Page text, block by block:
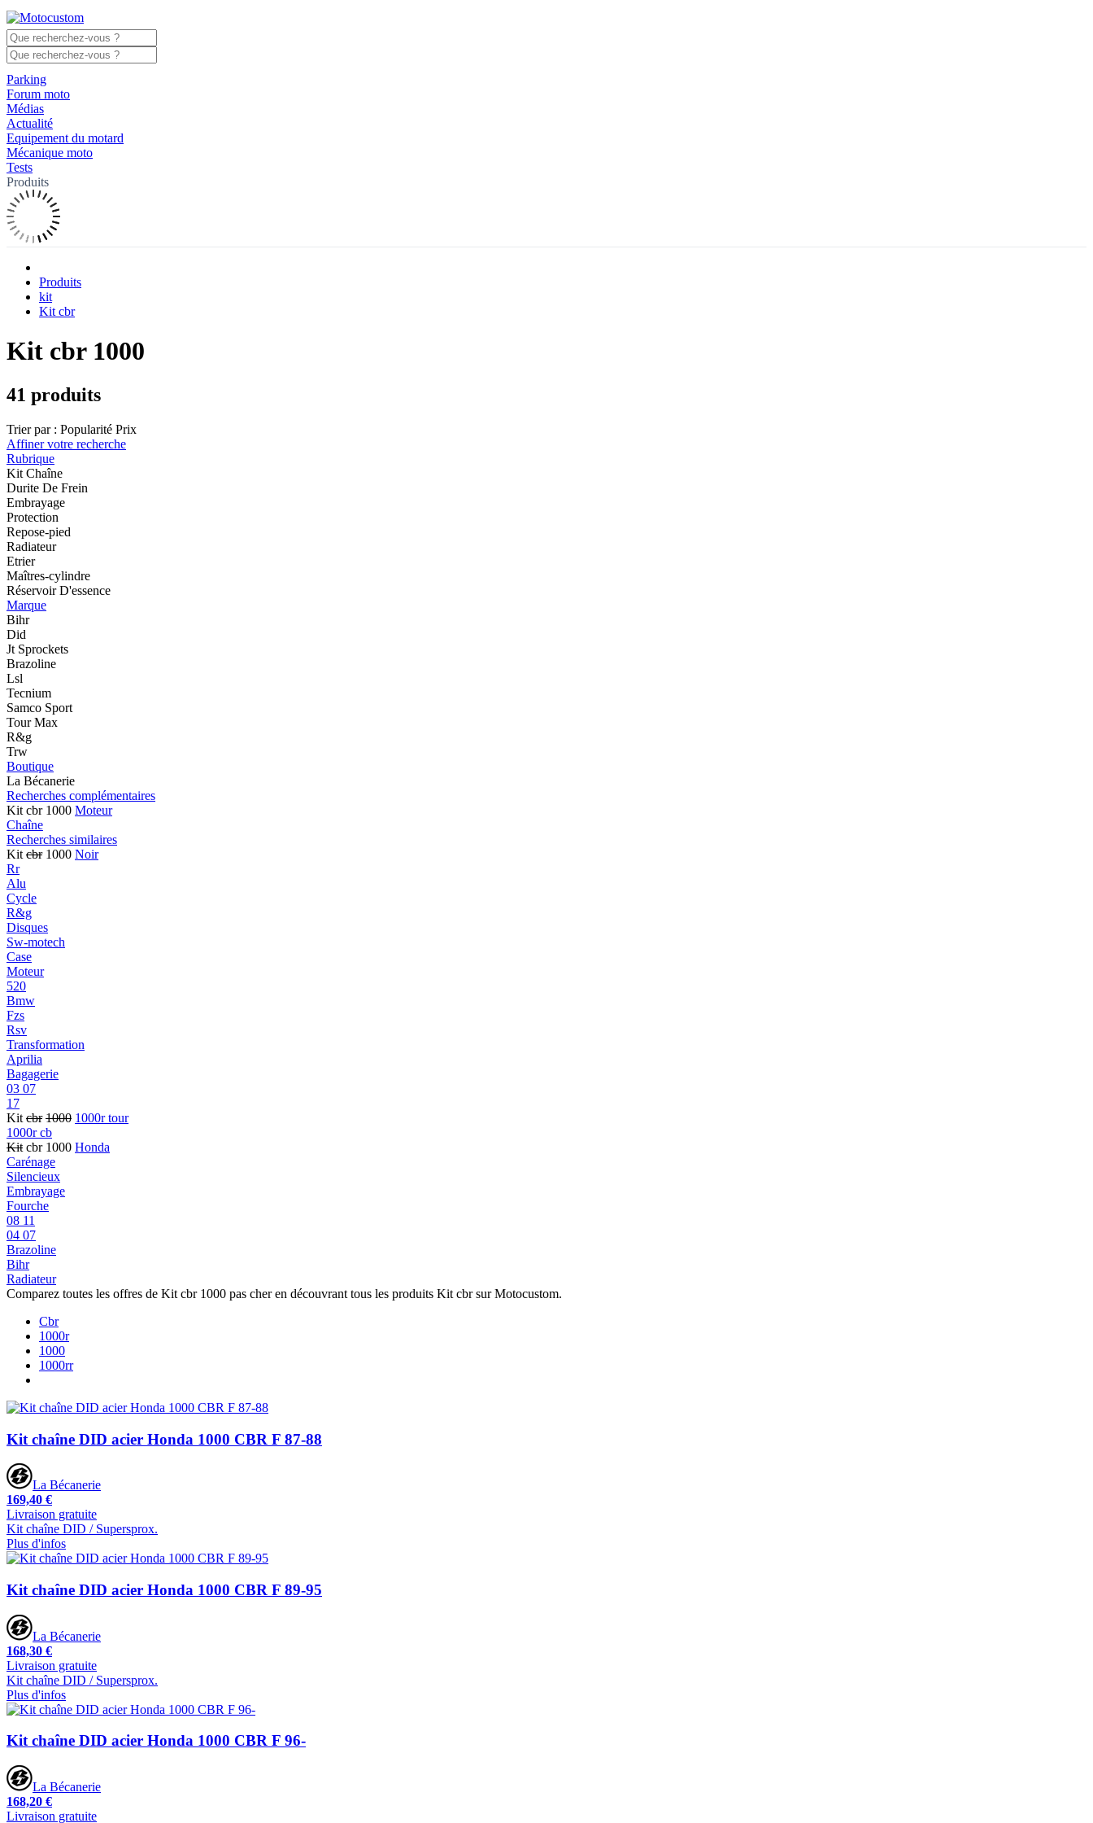
Parking
Forum moto
Médias
Actualité
Equipement du motard
Mécanique moto
Tests
Produits
Produits
kit
Kit cbr
Kit cbr 1000
41 produits
Trier par : Popularité Prix
Affiner votre recherche
Rubrique
Kit Chaîne
Durite De Frein
Embrayage
Protection
Repose-pied
Radiateur
Etrier
Maîtres-cylindre
Réservoir D'essence
Marque
Bihr
Did
Jt Sprockets
Brazoline
Lsl
Tecnium
Samco Sport
Tour Max
R&g
Trw
Boutique
La Bécanerie
Recherches complémentaires
Kit cbr 1000 Moteur
Chaîne
Recherches similaires
Kit cbr1000 Noir
Rr
Alu
Cycle
R&g
Disques
Sw-motech
Case
Moteur
520
Bmw
Fzs
Rsv
Transformation
Aprilia
Bagagerie
03 07
17
Kit cbr 1000 1000r tour
1000r cb
Kit cbr 1000 Honda
Carénage
Silencieux
Embrayage
Fourche
08 11
04 07
Brazoline
Bihr
Radiateur
Comparez toutes les offres de Kit cbr 1000 pas cher en découvrant tous les produits Kit cbr sur Motocustom.
Cbr
1000r
1000
1000rr
Kit chaîne DID acier Honda 1000 CBR F 87-88
La Bécanerie
169,40 €
Livraison gratuite
Kit chaîne DID / Supersprox.
Plus d'infos
Kit chaîne DID acier Honda 1000 CBR F 89-95
La Bécanerie
168,30 €
Livraison gratuite
Kit chaîne DID / Supersprox.
Plus d'infos
Kit chaîne DID acier Honda 1000 CBR F 96-
La Bécanerie
168,20 €
Livraison gratuite